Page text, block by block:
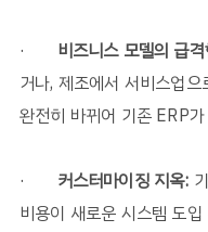
· 비즈니스 모델의 급
거나, 제조에서 서비스업
완전히 바뀌어 기존 ERP
· 커스터마이징 지옥:
비용이 새로운 시스템 도